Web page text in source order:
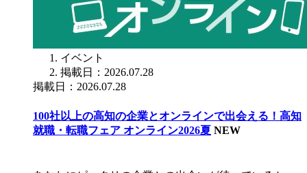
イベント
掲載日：2026.07.28
掲載日：2026.07.28
100社以上の高知の企業とオンラインで出会える！高知
就職・転職フェア オンライン2026夏 NEW